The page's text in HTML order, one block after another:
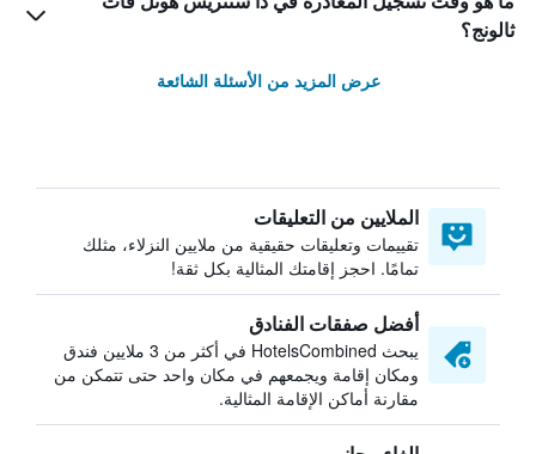
ثالونج؟
عرض المزيد من الأسئلة الشائعة
الملايين من التعليقات
تقييمات وتعليقات حقيقية من ملايين النزلاء، مثلك
تمامًا. احجز إقامتك المثالية بكل ثقة!
أفضل صفقات الفنادق
يبحث HotelsCombined في أكثر من 3 ملايين فندق
ومكان إقامة ويجمعهم في مكان واحد حتى تتمكن من
مقارنة أماكن الإقامة المثالية.